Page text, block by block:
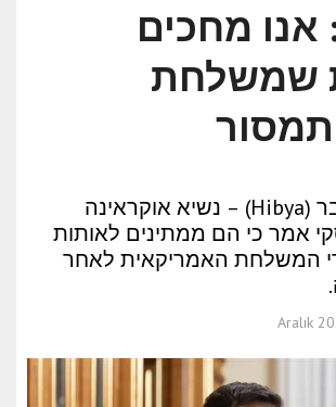
אנו מחכים
שמשלחת
קייב, 2 בדצמבר (Hibya) – נשיא אוקראינה
אמר כי הם ממתינים לאותות
המשלחת האמריקאית לאחר